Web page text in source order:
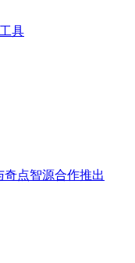
具
点智源合作推出